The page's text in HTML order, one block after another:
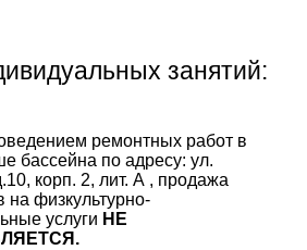
занятий:
ремонтных работ в
бассейна по адресу: ул.
корп. 2, лит. А , продажа
на физкультурно-
услуги НЕ